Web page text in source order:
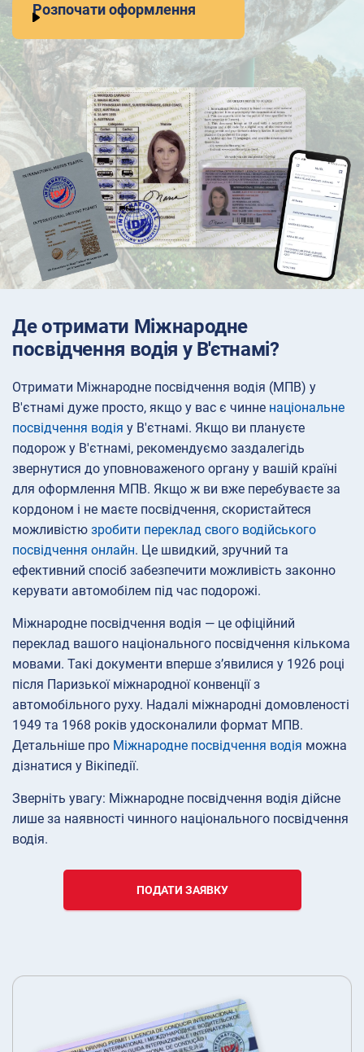
Розпочати оформлення
Де отримати Міжнародне
посвідчення водія у В'єтнамі?
Отримати Міжнародне посвідчення водія (МПВ) у
В'єтнамі дуже просто, якщо у вас є чинне національне
посвідчення водія у В'єтнамі. Якщо ви плануєте
подорож у В'єтнамі, рекомендуємо заздалегідь
звернутися до уповноваженого органу у вашій країні
для оформлення МПВ. Якщо ж ви вже перебуваєте за
кордоном і не маєте посвідчення, скористайтеся
можливістю зробити переклад свого водійського
посвідчення онлайн. Це швидкий, зручний та
ефективний спосіб забезпечити можливість законно
керувати автомобілем під час подорожі.
Міжнародне посвідчення водія — це офіційний
переклад вашого національного посвідчення кількома
мовами. Такі документи вперше з’явилися у 1926 році
після Паризької міжнародної конвенції з
автомобільного руху. Надалі міжнародні домовленості
1949 та 1968 років удосконалили формат МПВ.
Детальніше про Міжнародне посвідчення водія можна
дізнатися у Вікіпедії.
Зверніть увагу: Міжнародне посвідчення водія дійсне
лише за наявності чинного національного посвідчення
водія.
ПОДАТИ ЗАЯВКУ